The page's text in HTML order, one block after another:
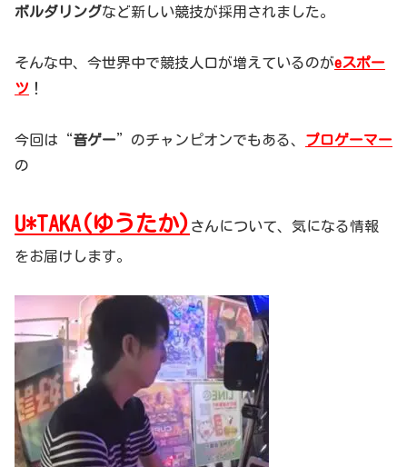
ボルダリングなど新しい競技が採用されました。
そんな中、今世界中で競技人口が増えているのがeスポー
ツ ！
今回は“音ゲー”のチャンピオンでもある、 プロゲーマー
の
U*TAKA(ゆうたか) さんについて、気になる情報
をお届けします。